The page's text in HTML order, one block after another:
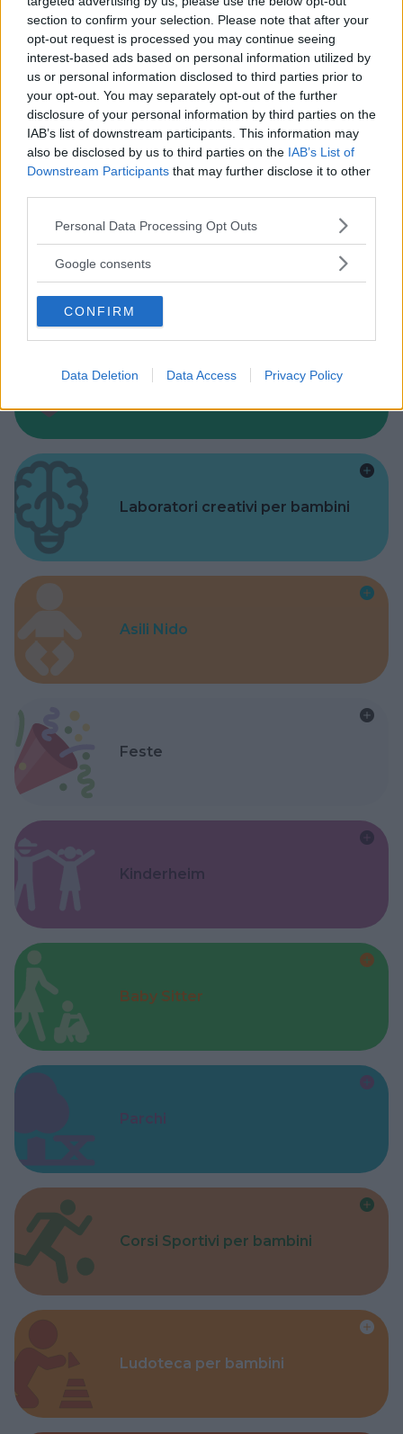
section to confirm your selection. Please note that after your
opt-out request is processed you may continue seeing
interest-based ads based on personal information utilized by
us or personal information disclosed to third parties prior to
your opt-out. You may separately opt-out of the further
disclosure of your personal information by third parties on the
IAB’s list of downstream participants. This information may
also be disclosed by us to third parties on the IAB’s List of
Downstream Participants that may further disclose it to other
Please note that this website/app uses one or more Google
not limited to your visit or usage behaviour. You may click to
use your data for below specified purposes in below Google
consent section.
Personal Data Processing Opt Outs
Google consents
CONFIRM
Data Deletion Data Access Privacy Policy
Cerca altre strutture
Alberghi
Valigie per il Parto
Corsi di Lingua per bambini
Laboratori creativi per bambini
Asili Nido
Feste
Kinderheim
Baby Sitter
Parchi
Corsi Sportivi per bambini
Ludoteca per bambini